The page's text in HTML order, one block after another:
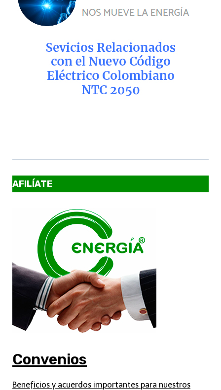
AFILÍATE
Convenios
Beneficios y acuerdos importantes para nuestros